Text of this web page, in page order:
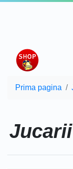
Prima pagina
Jucarii